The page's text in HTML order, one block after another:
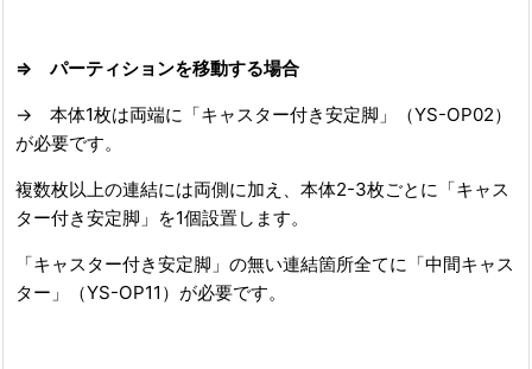
⇒ パーティションを移動する場合
→ 本体1枚は両端に「キャスター付き安定脚」（YS-OP02）
が必要です。
複数枚以上の連結には両側に加え、本体2-3枚ごとに「キャス
ター付き安定脚」を1個設置します。
「キャスター付き安定脚」の無い連結箇所全てに「中間キャス
ター」（YS-OP11）が必要です。